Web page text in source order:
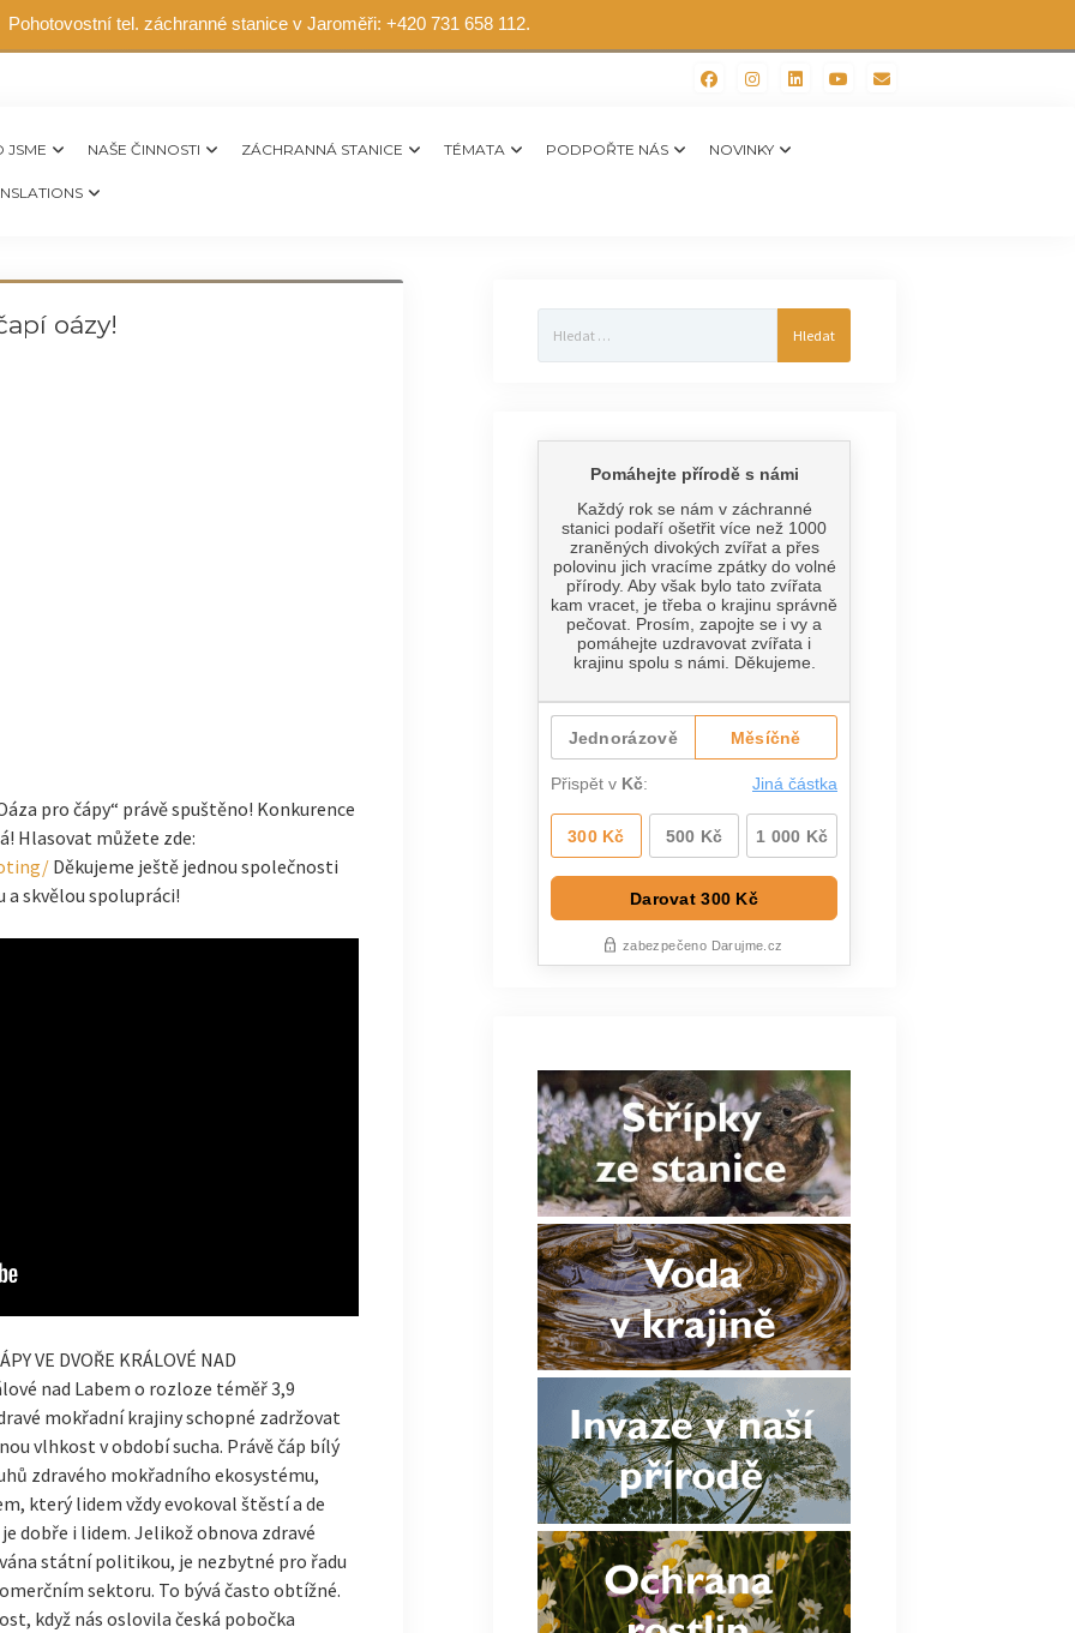
Pohotovostní tel. záchranné stanice v Jaroměři: +420 731 658 112.
JSME NAŠE ČINNOSTI ZÁCHRANNÁ STANICE TÉMATA PODPOŘTE NÁS NOVINKY
oázy!
pro čápy“ právě spuštěno! Konkurence
Hlasovat můžete zde:
Děkujeme ještě jednou společnosti
a skvělou spolupráci!
VE DVOŘE KRÁLOVÉ NAD
nad Labem o rozloze téměř 3,9
mokřadní krajiny schopné zadržovat
vlhkost v období sucha. Právě čáp bílý
zdravého mokřadního ekosystému,
který lidem vždy evokoval štěstí a de
dobře i lidem. Jelikož obnova zdravé
státní politikou, je nezbytné pro řadu
sektoru. To bývá často obtížné.
když nás oslovila česká pobočka